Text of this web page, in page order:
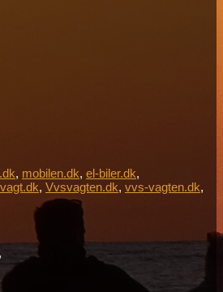
, mobilen.dk, el-biler.dk,
, Vvsvagten.dk, vvs-vagten.dk,
,